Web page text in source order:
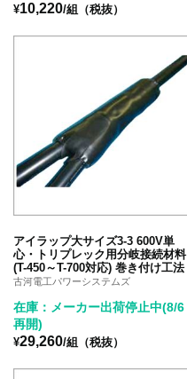
¥10,220/組（税抜）
アイラップ大サイズ3-3 600V単
心・トリプレック用分岐接続材料
(T-450～T-700対応) 巻き付け工法
古河電工パワーシステムズ
在庫：メーカー出荷停止中(8/6
再開)
¥29,260/組（税抜）